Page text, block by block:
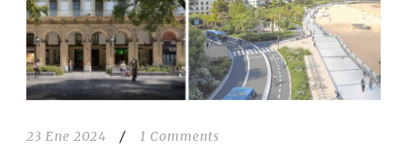
23 Ene 2024 / 1 Comments